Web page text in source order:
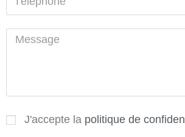
J'accepte la politique de